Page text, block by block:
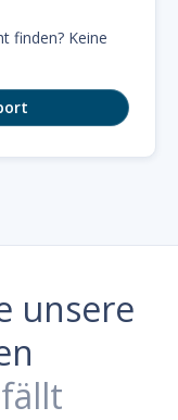
finden? Keine
unsere